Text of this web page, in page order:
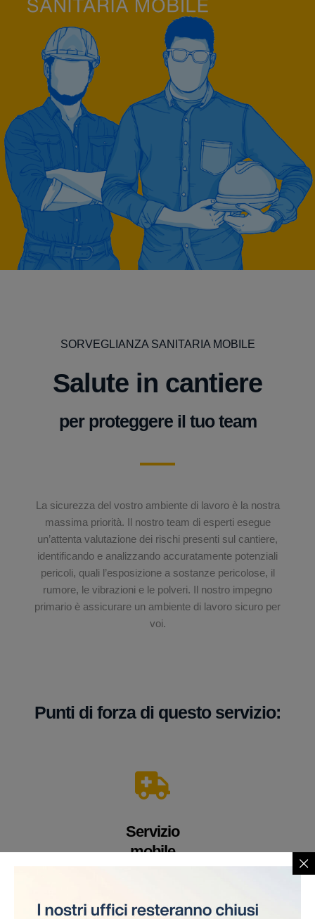
SORVEGLIANZA SANITARIA MOBILE
Salute in cantiere
per proteggere il tuo team
La sicurezza del vostro ambiente di lavoro è la nostra
massima priorità. Il nostro team di esperti esegue
un’attenta valutazione dei rischi presenti sul cantiere,
identificando e analizzando accuratamente potenziali
pericoli, quali l’esposizione a sostanze pericolose, il
rumore, le vibrazioni e le polveri. Il nostro impegno
primario è assicurare un ambiente di lavoro sicuro per
voi.
Punti di forza di questo servizio:
Servizio
mobile
nostri servizi direttamente sul cantiere, eliminando la